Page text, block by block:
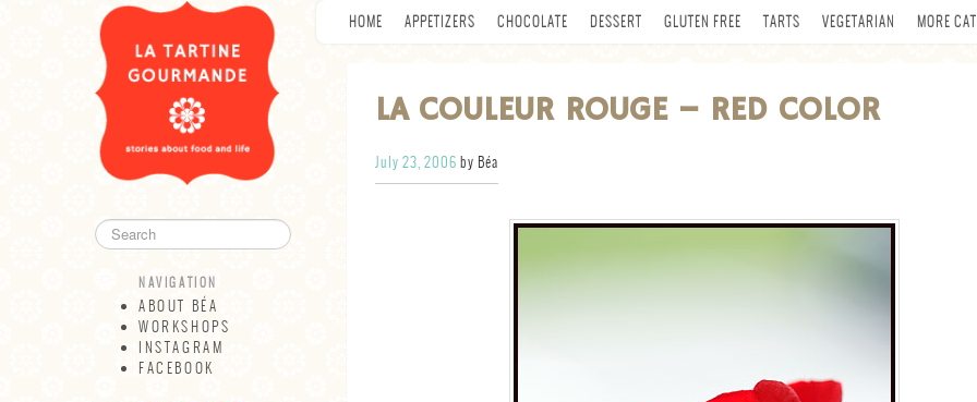
NAVIGATION
ABOUT BÉA
WORKSHOPS
INSTAGRAM
FACEBOOK
HOME APPETIZERS CHOCOLATE DESSERT GLUTEN FREE TARTS VEGETARIAN MORE
LA COULEUR ROUGE – RED COLOR
July 23, 2006 by Béa